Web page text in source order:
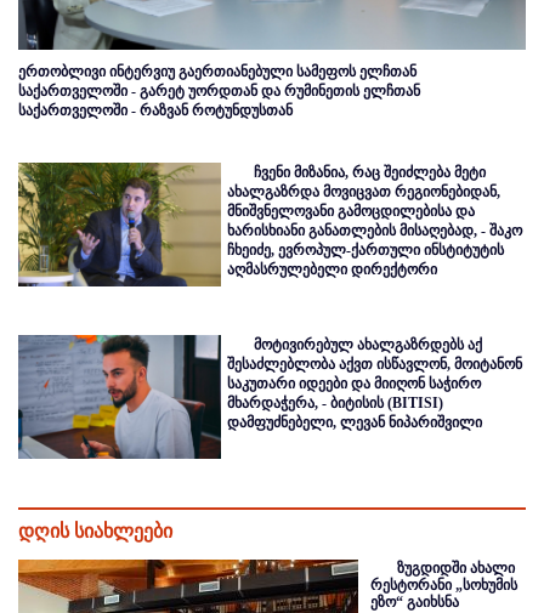
ერთობლივი ინტერვიუ გაერთიანებული სამეფოს ელჩთან
საქართველოში - გარეტ უორდთან და რუმინეთის ელჩთან
საქართველოში - რაზვან როტუნდუსთან
ჩვენი მიზანია, რაც შეიძლება მეტი
ახალგაზრდა მოვიცვათ რეგიონებიდან,
მნიშვნელოვანი გამოცდილებისა და
ხარისხიანი განათლების მისაღებად, - შაკო
ჩხეიძე, ევროპულ-ქართული ინსტიტუტის
აღმასრულებელი დირექტორი
მოტივირებულ ახალგაზრდებს აქ
შესაძლებლობა აქვთ ისწავლონ, მოიტანონ
საკუთარი იდეები და მიიღონ საჭირო
მხარდაჭერა, - ბიტისის (BITISI)
დამფუძნებელი, ლევან ნიპარიშვილი
დღის სიახლეები
ზუგდიდში ახალი
რესტორანი „სოხუმის
ეზო“ გაიხსნა